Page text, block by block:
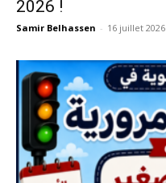
2026 !
Samir Belhassen - 16 juillet 2026